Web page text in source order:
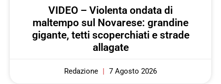
VIDEO – Violenta ondata di
maltempo sul Novarese: grandine
gigante, tetti scoperchiati e strade
allagate
Redazione 7 Agosto 2026